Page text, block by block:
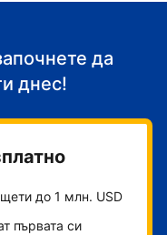
да
днес!
до 1 млн. USD
първата си